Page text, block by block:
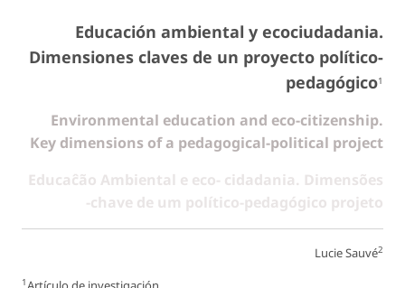
Educación ambiental y ecociudadania.
Dimensiones claves de un proyecto político-
pedagógico1
Environmental education and eco-citizenship.
Key dimensions of a pedagogical-political project
Educaĉão Ambiental e eco- cidadania. Dimensões
-chave de um político-pedagógico projeto
Lucie Sauvé2
1